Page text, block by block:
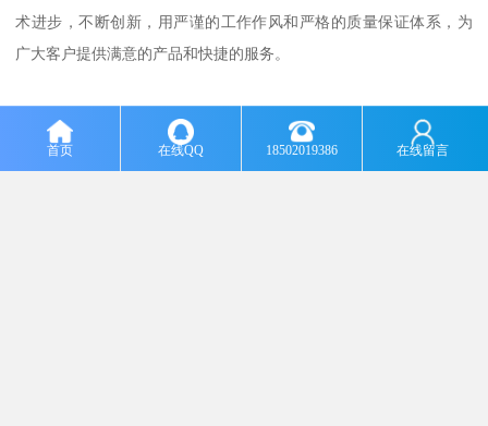
术进步，不断创新，用严谨的工作作风和严格的质量保证体系，为
广大客户提供满意的产品和快捷的服务。
我们热忱欢迎国内外新老客户莅临指导、洽谈业务，真诚合作，共
图发展。
首页 在线QQ 18502019386 在线留言